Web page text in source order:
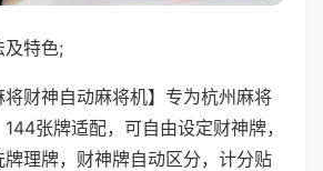
及特色;
将财神自动麻将机】专为杭州麻将
张牌适配，可自由设定财神牌，
牌理牌，财神牌自动区分，计分贴